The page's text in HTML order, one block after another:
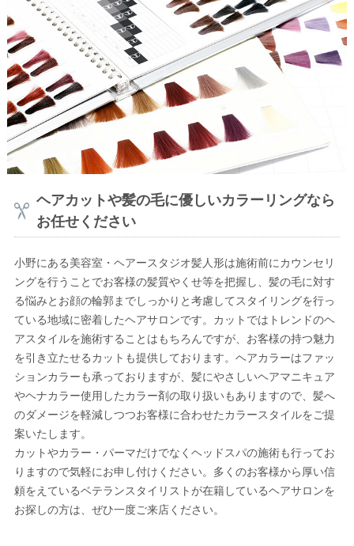
ヘアカットや髪の毛に優しいカラーリングなら
お任せください
小野にある美容室・ヘアースタジオ髪人形は施術前にカウンセリ
ングを行うことでお客様の髪質やくせ等を把握し、髪の毛に対す
る悩みとお顔の輪郭までしっかりと考慮してスタイリングを行っ
ている地域に密着したヘアサロンです。カットではトレンドのヘ
アスタイルを施術することはもちろんですが、お客様の持つ魅力
を引き立たせるカットも提供しております。ヘアカラーはファッ
ションカラーも承っておりますが、髪にやさしいヘアマニキュア
やヘナカラー使用したカラー剤の取り扱いもありますので、髪へ
のダメージを軽減しつつお客様に合わせたカラースタイルをご提
案いたします。
カットやカラー・パーマだけでなくヘッドスパの施術も行ってお
りますので気軽にお申し付けください。多くのお客様から厚い信
頼をえているベテランスタイリストが在籍しているヘアサロンを
お探しの方は、ぜひ一度ご来店ください。